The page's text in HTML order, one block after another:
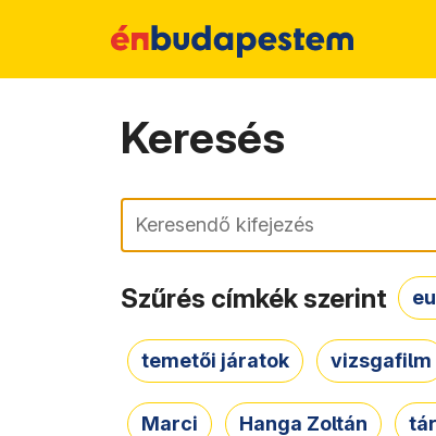
Keresés
Keresés
Szűrés címkék szerint
temetői járatok vizsgafilm
Marci Hanga Zoltán